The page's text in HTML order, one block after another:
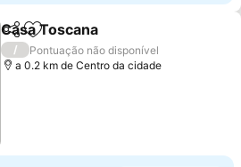
PartilharAdicionar aos favoritos
Casa Toscana
/
Pontuação não disponível
a 0.2 km de Centro da cidade